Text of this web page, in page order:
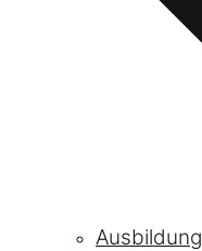
Ausbildung